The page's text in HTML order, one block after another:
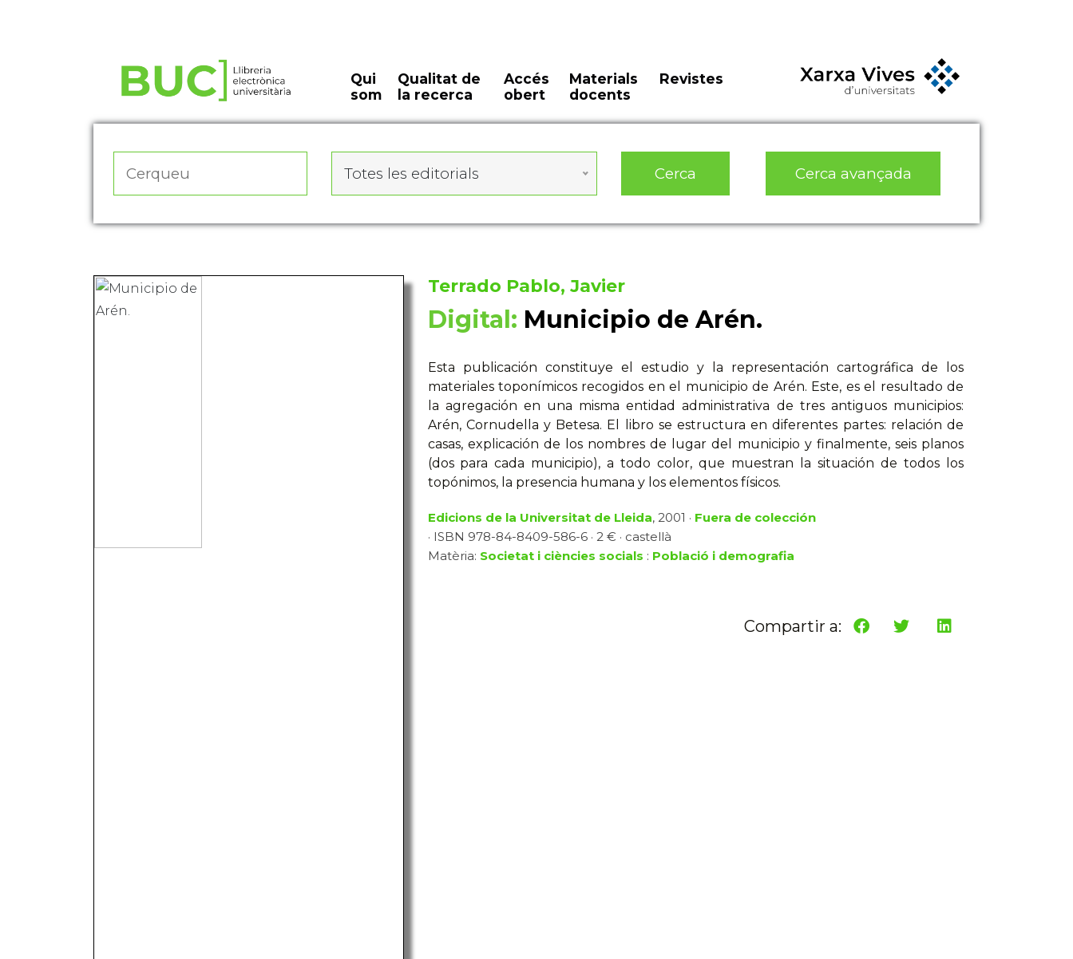
Qui
som
Qualitat de
la recerca
Accés
obert
Materials
docents
Revistes
Totes les editorials Cerca Cerca avançada
Terrado Pablo, Javier
Digital: Municipio de Arén.
Esta publicación constituye el estudio y la representación cartográfica de los
materiales toponímicos recogidos en el municipio de Arén. Este, es el resultado de
la agregación en una misma entidad administrativa de tres antiguos municipios:
Arén, Cornudella y Betesa. El libro se estructura en diferentes partes: relación de
casas, explicación de los nombres de lugar del municipio y finalmente, seis planos
(dos para cada municipio), a todo color, que muestran la situación de todos los
topónimos, la presencia humana y los elementos físicos.
Edicions de la Universitat de Lleida, 2001 · Fuera de colección
· ISBN 978-84-8409-586-6 · 2 € · castellà
Matèria: Societat i ciències socials : Població i demografia
Compartir a: